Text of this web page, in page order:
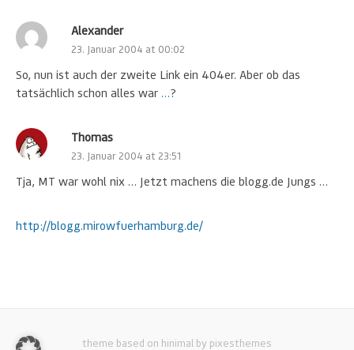
Alexander
23. Januar 2004 at 00:02
So, nun ist auch der zweite Link ein 404er. Aber ob das
tatsächlich schon alles war …?
Thomas
23. Januar 2004 at 23:51
Tja, MT war wohl nix … Jetzt machens die blogg.de Jungs …
http://blogg.mirowfuerhamburg.de/
theme based on hinimal by pixesthemes